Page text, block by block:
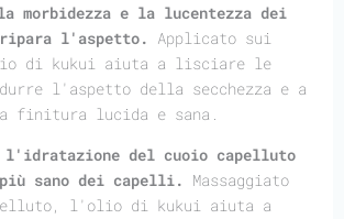
morbidezza e la lucentezza dei
l'aspetto. Applicato sui
di kukui aiuta a lisciare le
l'aspetto della secchezza e a
finitura lucida e sana.
l'idratazione del cuoio capelluto
sano dei capelli. Massaggiato
l'olio di kukui aiuta a